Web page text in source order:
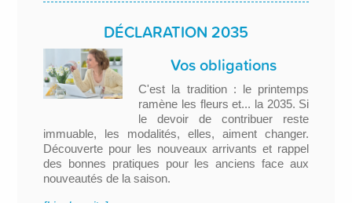
DÉCLARATION 2035
Vos obligations
C'est la tradition : le printemps
ramène les fleurs et... la 2035. Si
le devoir de contribuer reste
immuable, les modalités, elles, aiment changer.
Découverte pour les nouveaux arrivants et rappel
des bonnes pratiques pour les anciens face aux
nouveautés de la saison.